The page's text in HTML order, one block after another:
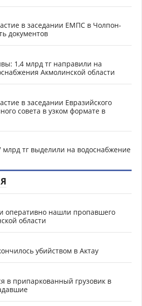
в заседании ЕМПС в Чолпон-
документов
1,4 млрд тг направили на
Акмолинской области
в заседании Евразийского
совета в узком формате в
млрд тг выделили на водоснабжение
оперативно нашли пропавшего
области
убийством в Актау
в припаркованный грузовик в